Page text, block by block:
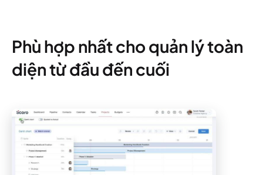
Phù hợp nhất cho quản lý toàn
diện từ đầu đến cuối